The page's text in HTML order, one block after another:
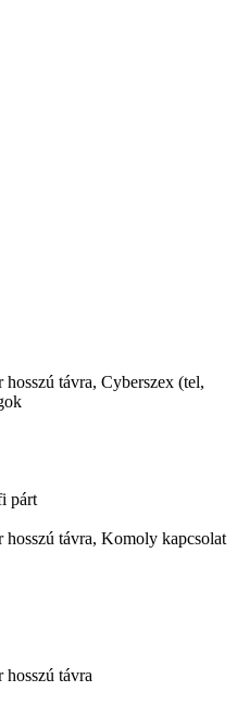
távra, Cyberszex (tel,
párt
távra, Komoly kapcsolat
távra